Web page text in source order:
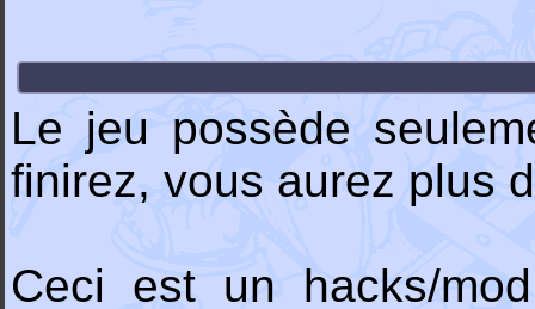
Le jeu possède
finirez, vous aurez plus
Ceci est un hacks/